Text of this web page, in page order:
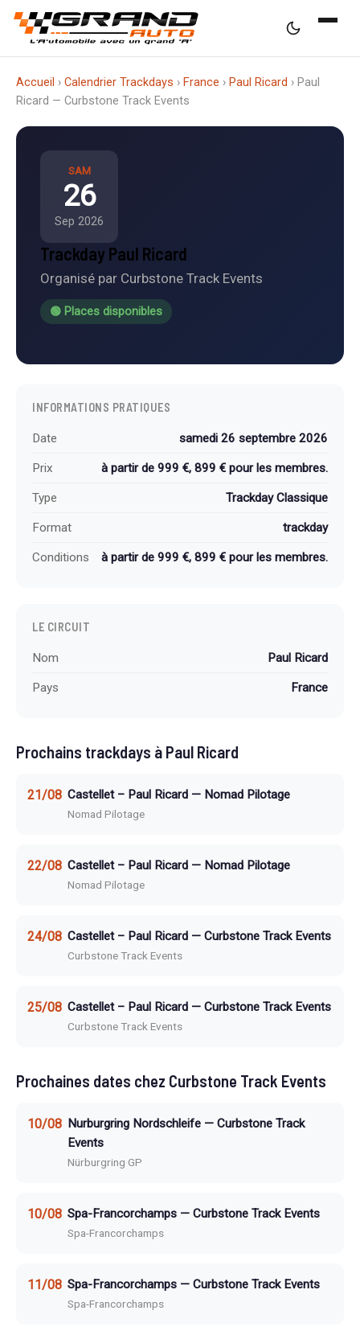
Accueil › Calendrier Trackdays › France › Paul Ricard › Paul
Ricard — Curbstone Track Events
SAM
26
Sep 2026
Trackday Paul Ricard
Organisé par Curbstone Track Events
🟢 Places disponibles
INFORMATIONS PRATIQUES
Date samedi 26 septembre 2026
Prix à partir de 999 €, 899 € pour les membres.
Type Trackday Classique
Format trackday
Conditions à partir de 999 €, 899 € pour les membres.
LE CIRCUIT
Nom Paul Ricard
Pays France
Prochains trackdays à Paul Ricard
21/08 Castellet – Paul Ricard — Nomad Pilotage
Nomad Pilotage
22/08 Castellet – Paul Ricard — Nomad Pilotage
Nomad Pilotage
24/08 Castellet – Paul Ricard — Curbstone Track Events
Curbstone Track Events
25/08 Castellet – Paul Ricard — Curbstone Track Events
Curbstone Track Events
Prochaines dates chez Curbstone Track Events
10/08 Nurburgring Nordschleife — Curbstone Track
Events
Nürburgring GP
10/08 Spa-Francorchamps — Curbstone Track Events
Spa-Francorchamps
11/08 Spa-Francorchamps — Curbstone Track Events
Spa-Francorchamps